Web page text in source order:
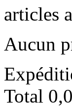
articles
Aucun
Total